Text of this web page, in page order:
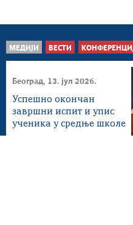
МЕДИЈИ ВЕСТИ
Београд, 13. јул 2026.
Успешно окончан
завршни испит и упис
ученика у средње школе